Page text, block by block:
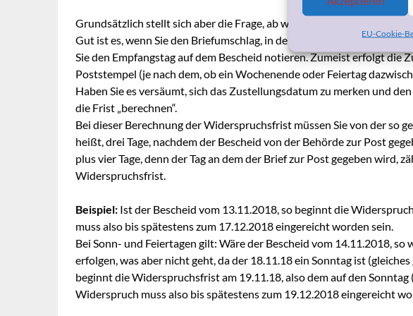
EU-Cookie-
Grundsätzlich stellt sich aber die Frage, ab wann denn die
Gut ist es, wenn Sie den Briefumschlag, in dem Ihnen der Bescheid
Sie den Empfangstag auf dem Bescheid notieren. Zumeist erfolgt die
Poststempel (je nach dem, ob ein Wochenende oder Feiertag
Haben Sie es versäumt, sich das Zustellungsdatum zu merken und
die Frist „berechnen“.
Bei dieser Berechnung der Widerspruchsfrist müssen Sie von der so
heißt, drei Tage, nachdem der Bescheid von der Behörde zur Post
plus vier Tage, denn der Tag an dem der Brief zur Post gegeben wird,
Widerspruchsfrist.
Beispiel: Ist der Bescheid vom 13.11.2018, so beginnt die
muss also bis spätestens zum 17.12.2018 eingereicht worden sein.
Bei Sonn- und Feiertagen gilt: Wäre der Bescheid vom 14.11.2018,
erfolgen, was aber nicht geht, da der 18.11.18 ein Sonntag ist
beginnt die Widerspruchsfrist am 19.11.18, also dem auf den Sonntag
Widerspruch muss also bis spätestens zum 19.12.2018 eingereicht